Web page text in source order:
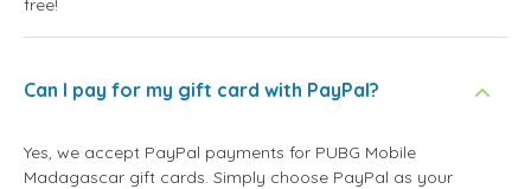
free!
Can I pay for my gift card with PayPal?
Yes, we accept PayPal payments for PUBG Mobile
Madagascar gift cards. Simply choose PayPal as your